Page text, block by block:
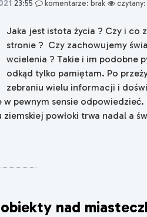
23:55 komentarze: brak czytany:
Jaka jest istota życia ? Czy i co
stronie ? Czy zachowujemy
wcielenia ? Takie i im podobne
odkąd tylko pamiętam. Po
zebraniu wielu informacji i
w pewnym sensie odpowiedzieć.
ziemskiej powłoki trwa nadal a
nad